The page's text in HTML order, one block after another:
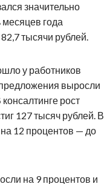
значительно
года
тысячи рублей.
у работников
выросли
рост
127 тысяч рублей. В
12 процентов — до
на 9 процентов и